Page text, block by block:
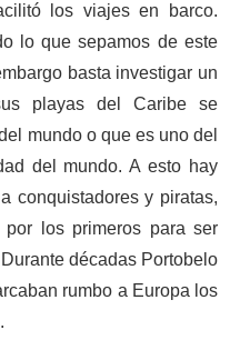
los viajes en barco.
lo que sepamos de este
basta investigar un
playas del Caribe se
mundo o que es uno del
del mundo. A esto hay
conquistadores y piratas,
los primeros para ser
décadas Portobelo
rumbo a Europa los